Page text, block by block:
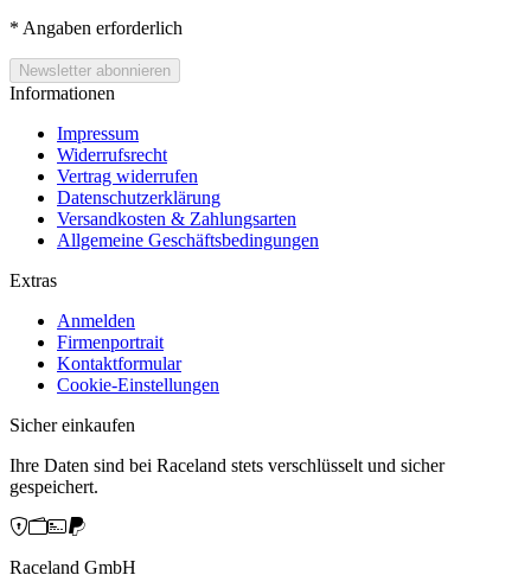
* Angaben erforderlich
Informationen
Impressum
Widerrufsrecht
Vertrag widerrufen
Datenschutzerklärung
Versandkosten & Zahlungsarten
Allgemeine Geschäftsbedingungen
Extras
Anmelden
Firmenportrait
Kontaktformular
Cookie-Einstellungen
Sicher einkaufen
Ihre Daten sind bei Raceland stets verschlüsselt und sicher
gespeichert.
Raceland GmbH